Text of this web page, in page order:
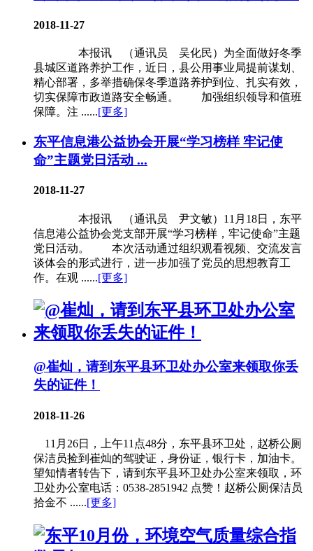
2018-11-27
本报讯 （通讯员 吴化民）为全面做好冬季
县城区道路养护工作，近日，县公用事业局提前谋划、
精心部署，多举措确保冬季道路养护到位、扎实有效，
切实保障市政道路安全畅通。 加强组织领导和值班
保障。注 ......[更多]
东平信息港公益协会开展“学习榜样 牢记使
命”主题党日活动 ...
2018-11-27
本报讯 （通讯员 尹文敏）11月18日，东平
信息港公益协会党支部开展“学习榜样，牢记使命”主题
党日活动。 本次活动通过组织观看视频、交流发言
谈体会的形式进行，进一步加强了党员的思想教育工
作。在观 ......[更多]
@崔灿，请到东平县环卫处办公室来领取你丢
失的证件！
2018-11-26
11月26日，上午11点48分，东平县环卫处，赵桥公厕
保洁员捡到崔灿的驾驶证，身份证，银行卡，加油卡。
望知情者转告下，请到东平县环卫处办公室来领取，环
卫处办公室电话：0538-2851942 点赞！赵桥公厕保洁员
拾金不 ......[更多]